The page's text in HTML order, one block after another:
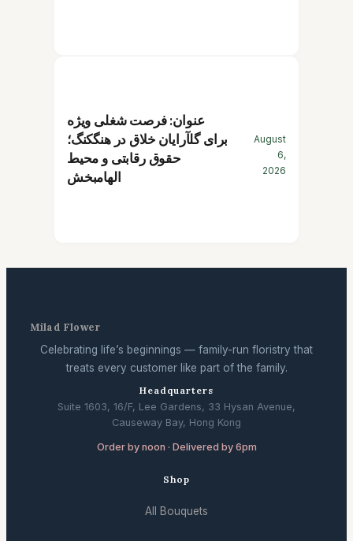
عنوان: فرصت شغلی ویژه
برای گلآرایان خلاق در هنگکنگ؛
حقوق رقابتی و محیط
الهامبخش
August
6,
2026
Milad Flower
Celebrating life’s beginnings — family-run floristry that
treats every customer like part of the family.
Headquarters
Suite 1603, 16/F, Lee Gardens, 33 Hysan Avenue,
Causeway Bay, Hong Kong
Order by noon · Delivered by 6pm
Shop
All Bouquets